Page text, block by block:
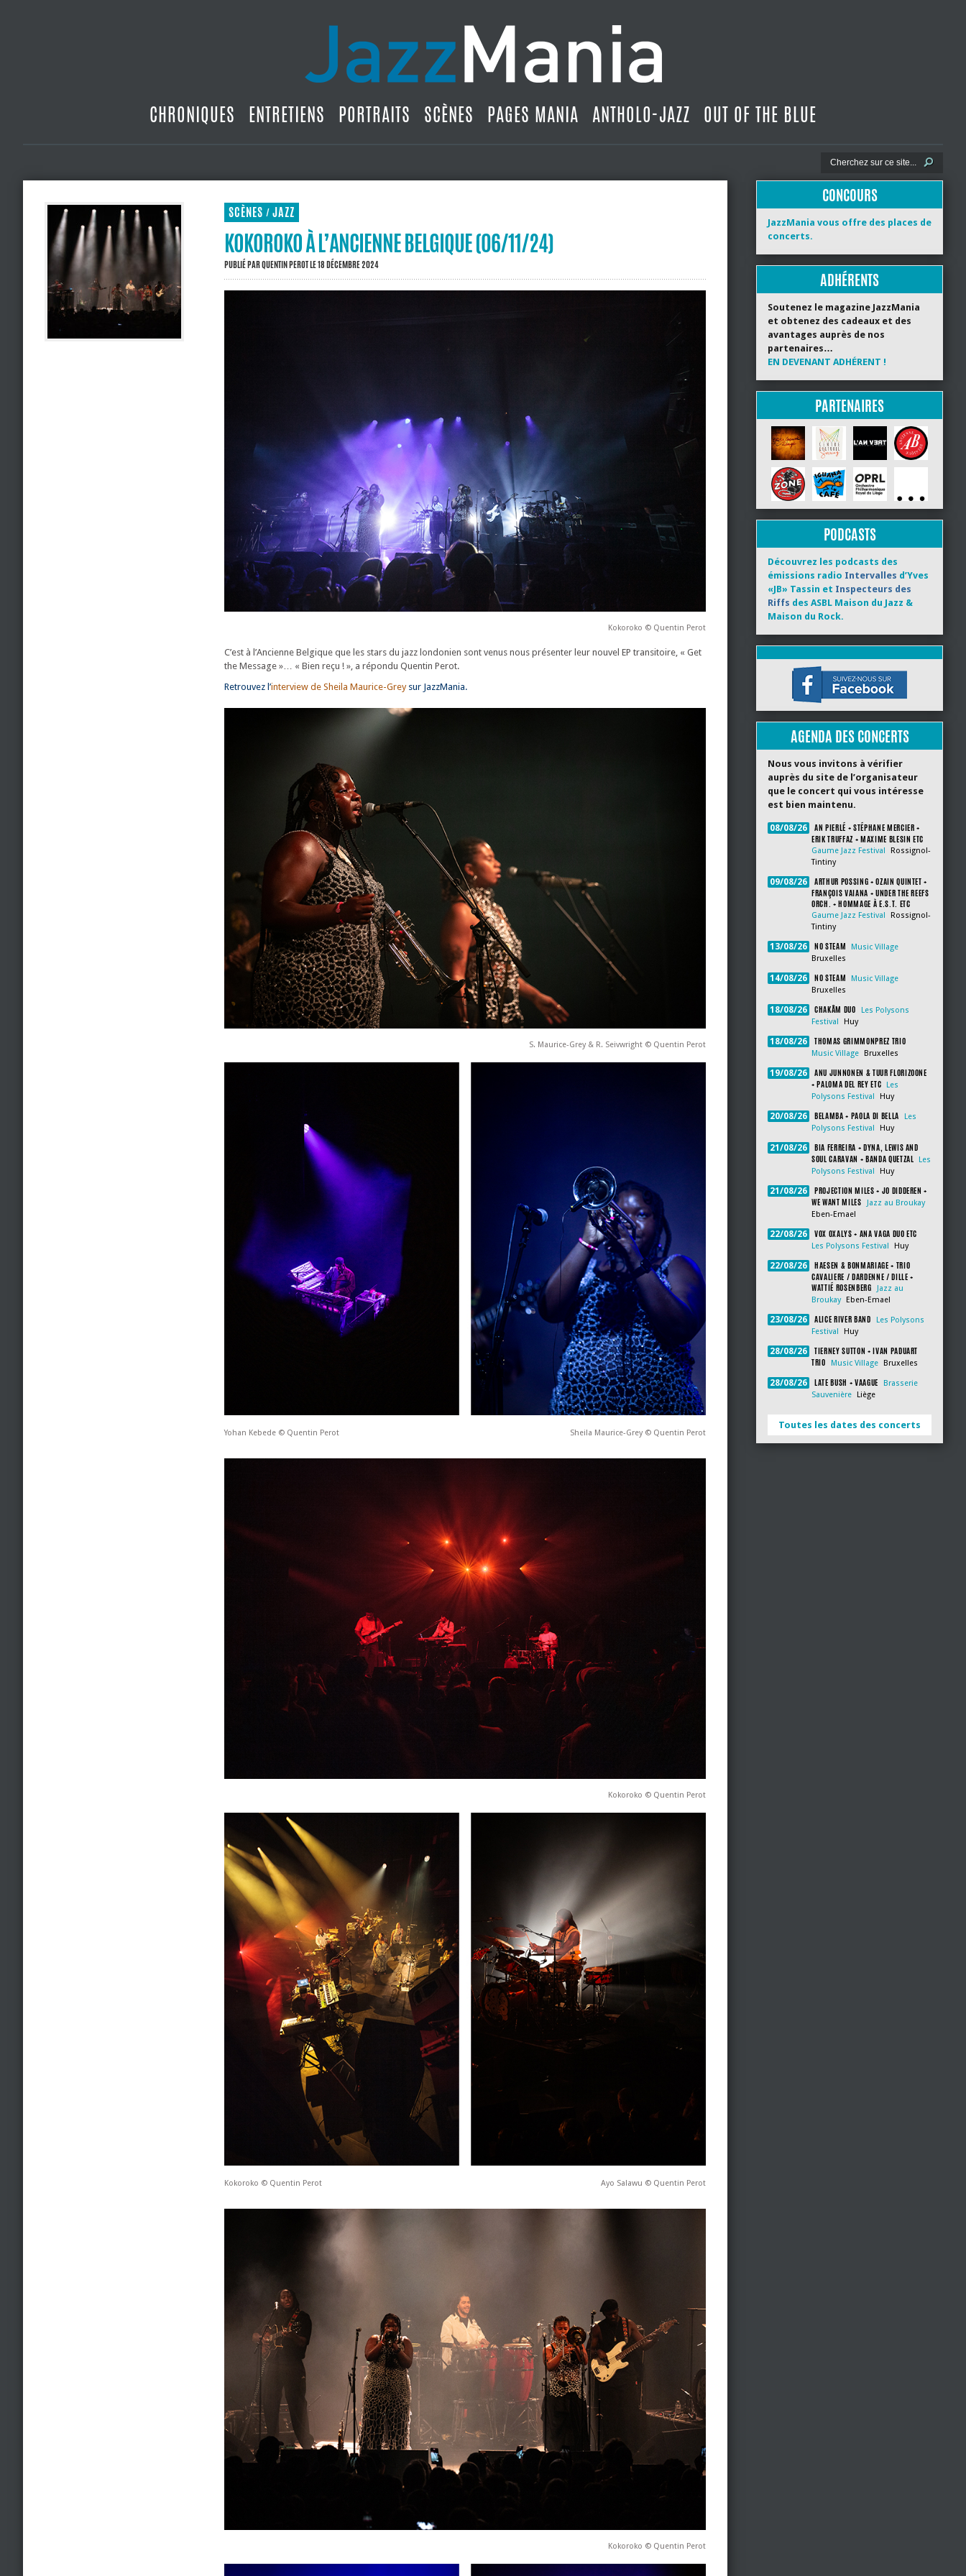
CHRONIQUES ENTRETIENS PORTRAITS SCÈNES PAGES MANIA ANTHOLO-JAZZ OUT OF THE BLUE
SCÈNES / JAZZ
KOKOROKO À L’ANCIENNE BELGIQUE (06/11/24)
PUBLIÉ PARQUENTIN PEROTLE 18 DÉCEMBRE 2024
Kokoroko © Quentin Perot
C’est à l’Ancienne Belgique que les stars du jazz londonien sont venus nous présenter leur nouvel EP transitoire, « Get
the Message »… « Bien reçu ! », a répondu Quentin Perot.
Retrouvez l’interview de Sheila Maurice-Greysur JazzMania.
S. Maurice-Grey & R. Seivwright © Quentin Perot
Yohan Kebede © Quentin Perot Sheila Maurice-Grey © Quentin Perot
Kokoroko © Quentin Perot
Kokoroko © Quentin Perot Ayo Salawu © Quentin Perot
Kokoroko © Quentin Perot
CONCOURS
JazzMania vous offre des places de
concerts.
ADHÉRENTS
Soutenez le magazine JazzMania
et obtenez des cadeaux et des
avantages auprès de nos
partenaires…
EN DEVENANT ADHÉRENT !
PARTENAIRES
PODCASTS
Découvrez les podcasts des
émissions radio Intervalles d’Yves
«JB» Tassin et Inspecteurs des
Riffs des ASBL Maison du Jazz &
Maison du Rock.
AGENDA DES CONCERTS
Nous vous invitons à vérifier
auprès du site de l’organisateur
que le concert qui vous intéresse
est bien maintenu.
08/08/26
AN PIERLÉ + STÉPHANE MERCIER +
ERIK TRUFFAZ + MAXIME BLESIN ETC
Gaume Jazz Festival
Rossignol-
Tintiny
09/08/26
ARTHUR POSSING + OZAIN QUINTET +
FRANÇOIS VAIANA + UNDER THE REEFS
ORCH. + HOMMAGE À E.S.T. ETC
Gaume Jazz Festival
Rossignol-
Tintiny
13/08/26 NO STEAM
Music Village
Bruxelles
14/08/26 NO STEAM
Music Village
Bruxelles
18/08/26 CHAKÂM DUO
Les Polysons
Festival
Huy
18/08/26 THOMAS GRIMMONPREZ TRIO
Music Village Bruxelles
19/08/26
ANU JUNNONEN & TUUR FLORIZOONE
+ PALOMA DEL REY ETC
Les
Polysons Festival
Huy
20/08/26 BELAMBA + PAOLA DI BELLA
Les
Polysons Festival
Huy
21/08/26
BIA FERREIRA + DYNA, LEWIS AND
SOUL CARAVAN + BANDA QUETZAL
Les
Polysons Festival
Huy
21/08/26
PROJECTION MILES + JO DIDDEREN +
WE WANT MILES
Jazz au Broukay
Eben-Emael
22/08/26 VOX OXALYS + ANA VAGA DUO ETC
Les Polysons Festival Huy
22/08/26
HAESEN & BONMARIAGE + TRIO
CAVALIERE / DARDENNE / DILLE +
WATTIÉ ROSENBERG
Jazz au
Broukay
Eben-Emael
23/08/26 ALICE RIVER BAND
Les Polysons
Festival
Huy
28/08/26
TIERNEY SUTTON + IVAN PADUART
TRIO
Music Village Bruxelles
28/08/26 LATE BUSH + VAAGUE
Brasserie
Sauvenière
Liège
Toutes les dates des concerts